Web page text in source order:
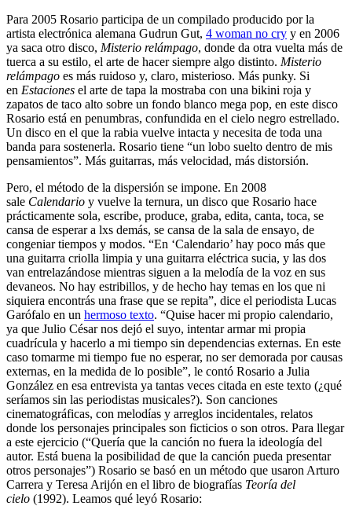
Para 2005 Rosario participa de un compilado producido por la
artista electrónica alemana Gudrun Gut, 4 woman no cry y en 2006
ya saca otro disco, Misterio relámpago, donde da otra vuelta más de
tuerca a su estilo, el arte de hacer siempre algo distinto. Misterio
relámpago es más ruidoso y, claro, misterioso. Más punky. Si
en Estaciones el arte de tapa la mostraba con una bikini roja y
zapatos de taco alto sobre un fondo blanco mega pop, en este disco
Rosario está en penumbras, confundida en el cielo negro estrellado.
Un disco en el que la rabia vuelve intacta y necesita de toda una
banda para sostenerla. Rosario tiene “un lobo suelto dentro de mis
pensamientos”. Más guitarras, más velocidad, más distorsión.
Pero, el método de la dispersión se impone. En 2008
sale Calendario y vuelve la ternura, un disco que Rosario hace
prácticamente sola, escribe, produce, graba, edita, canta, toca, se
cansa de esperar a lxs demás, se cansa de la sala de ensayo, de
congeniar tiempos y modos. “En ‘Calendario’ hay poco más que
una guitarra criolla limpia y una guitarra eléctrica sucia, y las dos
van entrelazándose mientras siguen a la melodía de la voz en sus
devaneos. No hay estribillos, y de hecho hay temas en los que ni
siquiera encontrás una frase que se repita”, dice el periodista Lucas
Garófalo en un hermoso texto. “Quise hacer mi propio calendario,
ya que Julio César nos dejó el suyo, intentar armar mi propia
cuadrícula y hacerlo a mi tiempo sin dependencias externas. En este
caso tomarme mi tiempo fue no esperar, no ser demorada por causas
externas, en la medida de lo posible”, le contó Rosario a Julia
González en esa entrevista ya tantas veces citada en este texto (¿qué
seríamos sin las periodistas musicales?). Son canciones
cinematográficas, con melodías y arreglos incidentales, relatos
donde los personajes principales son ficticios o son otros. Para llegar
a este ejercicio (“Quería que la canción no fuera la ideología del
autor. Está buena la posibilidad de que la canción pueda presentar
otros personajes”) Rosario se basó en un método que usaron Arturo
Carrera y Teresa Arijón en el libro de biografías Teoría del
cielo (1992). Leamos qué leyó Rosario: